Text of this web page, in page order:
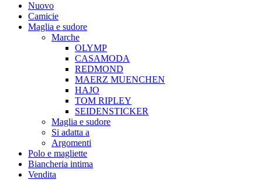
Nuovo
Camicie
Maglia e sudore
Marche
OLYMP
CASAMODA
REDMOND
MAERZ MUENCHEN
HAJO
TOM RIPLEY
SEIDENSTICKER
Maglia e sudore
Si adatta a
Argomenti
Polo e magliette
Biancheria intima
Vendita